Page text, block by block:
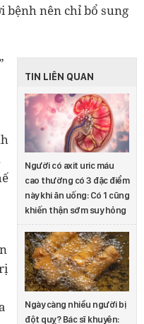
bệnh nên chỉ bổ sung
TIN LIÊN QUAN
Người có axit uric máu
cao thường có 3 đặc điểm
này khi ăn uống: Có 1 cũng
khiến thận sớm suy hỏng
Ngày càng nhiều người bị
đột quỵ? Bác sĩ khuyên: